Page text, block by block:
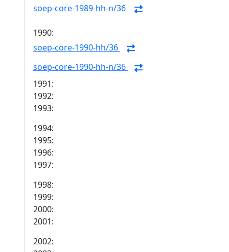
soep-core-1989-hh-n/36
1990:
soep-core-1990-hh/36
soep-core-1990-hh-n/36
1991:
1992:
1993:
1994:
1995:
1996:
1997:
1998:
1999:
2000:
2001:
2002: